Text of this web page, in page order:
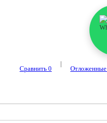
Сравнить 0
|
Отложенные